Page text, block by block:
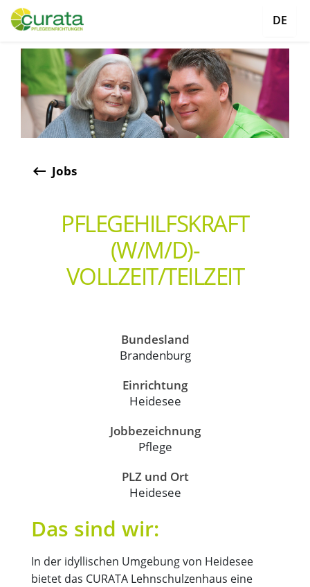
DE
keyboard_backspace Jobs
PFLEGEHILFSKRAFT
(W/M/D)-
VOLLZEIT/TEILZEIT
Bundesland
Brandenburg
Einrichtung
Heidesee
Jobbezeichnung
Pflege
PLZ und Ort
Heidesee
Das sind wir:
In der idyllischen Umgebung von Heidesee
bietet das CURATA Lehnschulzenhaus eine